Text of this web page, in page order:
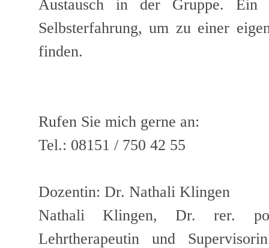
Austausch in der Gruppe. Ein
Selbsterfahrung, um zu einer
finden.
Rufen Sie mich gerne an:
Tel.: 08151 / 750 42 55
Dozentin: Dr. Nathali Klingen
Nathali Klingen, Dr. rer.
Lehrtherapeutin und